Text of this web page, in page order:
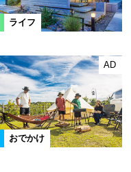
ライフ
おでかけ
AD